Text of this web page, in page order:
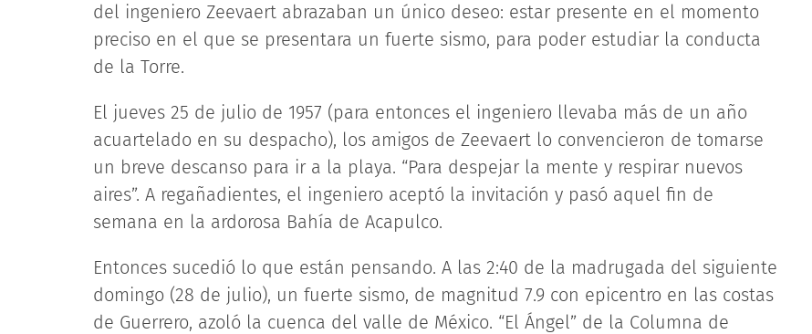
del ingeniero Zeevaert abrazaban un único deseo: estar presente en el momento
preciso en el que se presentara un fuerte sismo, para poder estudiar la conducta
de la Torre.
El jueves 25 de julio de 1957 (para entonces el ingeniero llevaba más de un año
acuartelado en su despacho), los amigos de Zeevaert lo convencieron de tomarse
un breve descanso para ir a la playa. “Para despejar la mente y respirar nuevos
aires”. A regañadientes, el ingeniero aceptó la invitación y pasó aquel fin de
semana en la ardorosa Bahía de Acapulco.
Entonces sucedió lo que están pensando. A las 2:40 de la madrugada del siguiente
domingo (28 de julio), un fuerte sismo, de magnitud 7.9 con epicentro en las costas
de Guerrero, azoló la cuenca del valle de México. “El Ángel” de la Columna de